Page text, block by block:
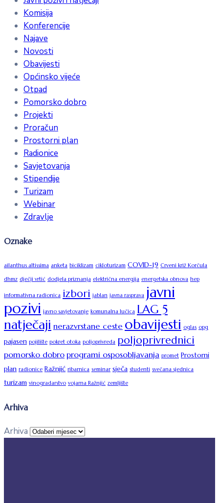
Komisija
Konferencije
Najave
Novosti
Obavijesti
Općinsko vijeće
Otpad
Pomorsko dobro
Projekti
Proračun
Prostorni plan
Radionice
Savjetovanja
Stipendije
Turizam
Webinar
Zdravlje
Oznake
ailanthus altissima anketa biciklizam cikloturizam COVID-19 Crveni križ Korčula
dhmz dječji vrtić dodjela priznanja električna energija energetska obnova hep
informativna radionica izbori jablan javna rasprava javni
pozivi javno savjetovanje komunalna lučica LAG 5
natječaji nerazvrstane ceste obavijesti oglas opg
pajasen pojilište pokret otoka poljoprivreda poljoprivrednici
pomorsko dobroprogrami osposobljavanja promet Prostorni
plan radionice Ražnjić ribarnica seminar sječa studenti svečana sjednica
turizam vinogradarstvo vojarna Ražnjić zemljište
Arhiva
Arhiva